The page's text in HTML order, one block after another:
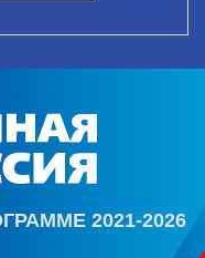
2021-2026